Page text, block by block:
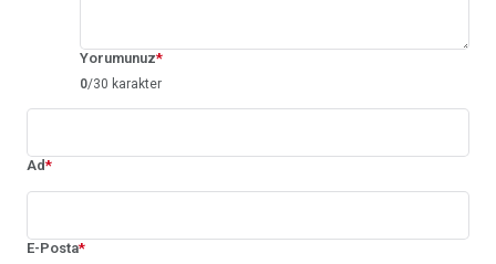
Yorumunuz*
0/30 karakter
Ad*
E-Posta*